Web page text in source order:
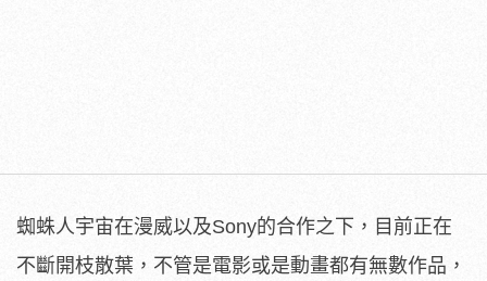
蜘蛛人宇宙在漫威以及Sony的合作之下，目前正在
不斷開枝散葉，不管是電影或是動畫都有無數作品，